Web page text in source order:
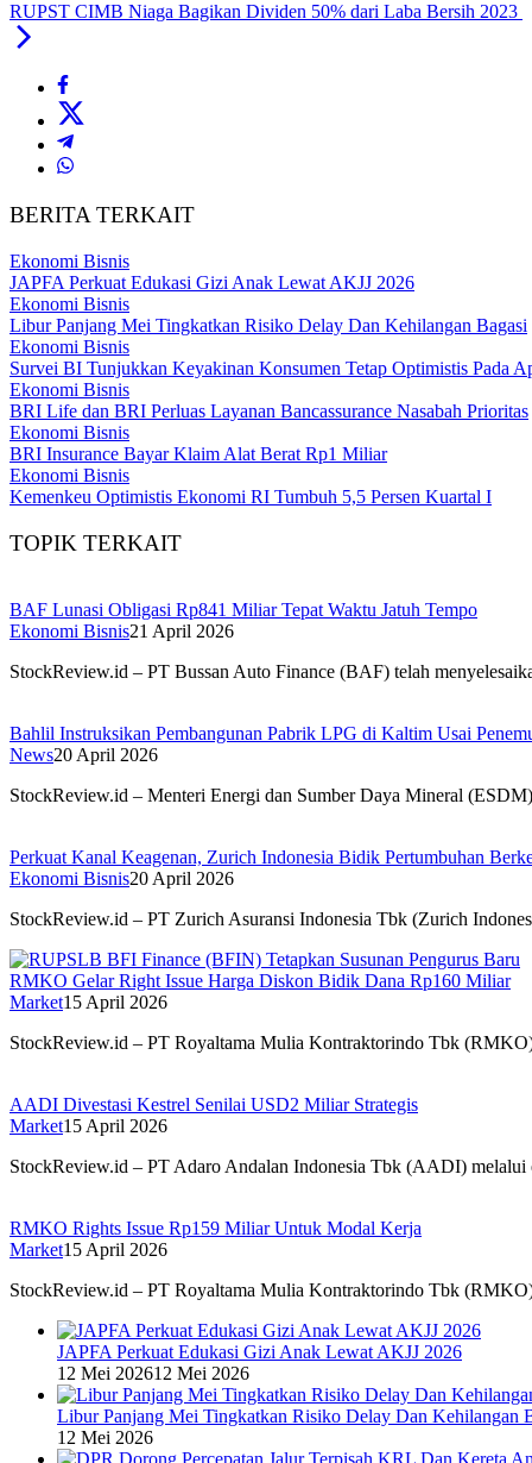
RUPST CIMB Niaga Bagikan Dividen 50% dari Laba Bersih 2023
BERITA TERKAIT
Ekonomi Bisnis
JAPFA Perkuat Edukasi Gizi Anak Lewat AKJJ 2026
Ekonomi Bisnis
Libur Panjang Mei Tingkatkan Risiko Delay Dan Kehilangan Bagasi
Ekonomi Bisnis
Survei BI Tunjukkan Keyakinan Konsumen Tetap Optimistis Pada
Ekonomi Bisnis
BRI Life dan BRI Perluas Layanan Bancassurance Nasabah Prioritas
Ekonomi Bisnis
BRI Insurance Bayar Klaim Alat Berat Rp1 Miliar
Ekonomi Bisnis
Kemenkeu Optimistis Ekonomi RI Tumbuh 5,5 Persen Kuartal I
TOPIK TERKAIT
BAF Lunasi Obligasi Rp841 Miliar Tepat Waktu Jatuh Tempo
Ekonomi Bisnis21 April 2026
StockReview.id – PT Bussan Auto Finance (BAF) telah
Bahlil Instruksikan Pembangunan Pabrik LPG di Kaltim Usai
News20 April 2026
StockReview.id – Menteri Energi dan Sumber Daya Mineral
Perkuat Kanal Keagenan, Zurich Indonesia Bidik Pertumbuhan
Ekonomi Bisnis20 April 2026
StockReview.id – PT Zurich Asuransi Indonesia Tbk (Zurich
RMKO Gelar Right Issue Harga Diskon Bidik Dana Rp160 Miliar
Market15 April 2026
StockReview.id – PT Royaltama Mulia Kontraktorindo Tbk
AADI Divestasi Kestrel Senilai USD2 Miliar Strategis
Market15 April 2026
StockReview.id – PT Adaro Andalan Indonesia Tbk (AADI)
RMKO Rights Issue Rp159 Miliar Untuk Modal Kerja
Market15 April 2026
StockReview.id – PT Royaltama Mulia Kontraktorindo Tbk
JAPFA Perkuat Edukasi Gizi Anak Lewat AKJJ 2026
12 Mei 202612 Mei 2026
Libur Panjang Mei Tingkatkan Risiko Delay Dan Kehilangan
12 Mei 2026